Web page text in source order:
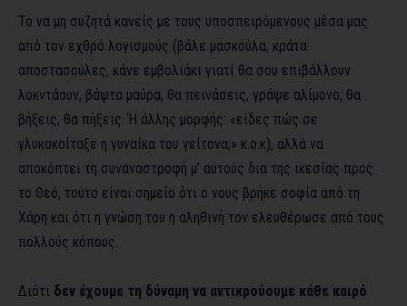
Το να μη συζητά κανείς με τους υποσπειρόμενους μέσα μας
από τον εχθρό λογισμούς (βάλε μασκούλα, κράτα
αποστασούλες, κάνε εμβολιάκι γιατί θα σου επιβάλλουν
λοκντάουν, βάψτα μαύρα, θα πεινάσεις, γράψε αλίμονο, θα
βήξεις, θα πήξεις. Ή άλλης μορφής: «είδες πώς σε
γλυκοκοίταξε η γυναίκα του γείτονα;» κ.ο.κ), αλλά να
αποκόπτει τη συναναστροφή μ’ αυτούς δια της ικεσίας προς
το Θεό, τούτο είναι σημείο ότι ο νους βρήκε σοφία από τη
Χάρη και ότι η γνώση του η αληθινή τον ελευθέρωσε από τους
πολλούς κόπους.
Διότι δεν έχουμε τη δύναμη να αντικρούουμε κάθε καιρό